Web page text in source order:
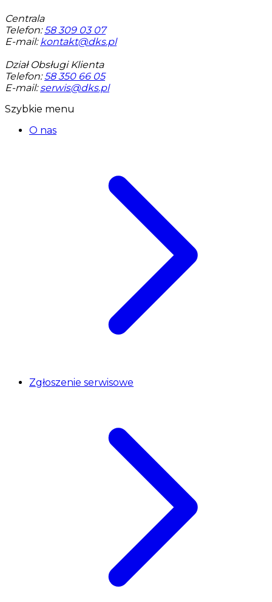
Centrala
Telefon: 58 309 03 07
E-mail: kontakt@dks.pl
Dział Obsługi Klienta
Telefon: 58 350 66 05
E-mail: serwis@dks.pl
Szybkie menu
O nas
Zgłoszenie serwisowe